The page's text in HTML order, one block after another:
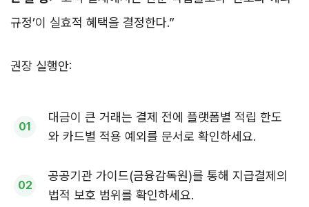
규정’이 실효적 혜택을 결정한다.”
권장 실행안:
대금이 큰 거래는 결제 전에 플랫폼별 적립 한도
와 카드별 적용 예외를 문서로 확인하세요.
공공기관 가이드(금융감독원)를 통해 지급결제의
법적 보호 범위를 확인하세요.